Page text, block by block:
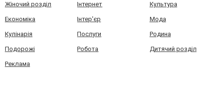
Жіночий розділ Інтернет Культура
Економіка Інтер'єр Мода
Кулінарія Послуги Родина
Подорожі Робота Дитячий розділ
Реклама